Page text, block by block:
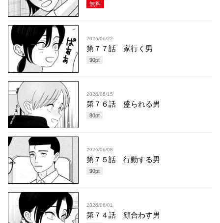
無料
2026/06/22
第７７話 家行く男
90pt
2026/06/15
第７６話 盛られる男
80pt
2026/06/08
第７５話 行動する男
90pt
2026/06/01
第７４話 顔合わす男